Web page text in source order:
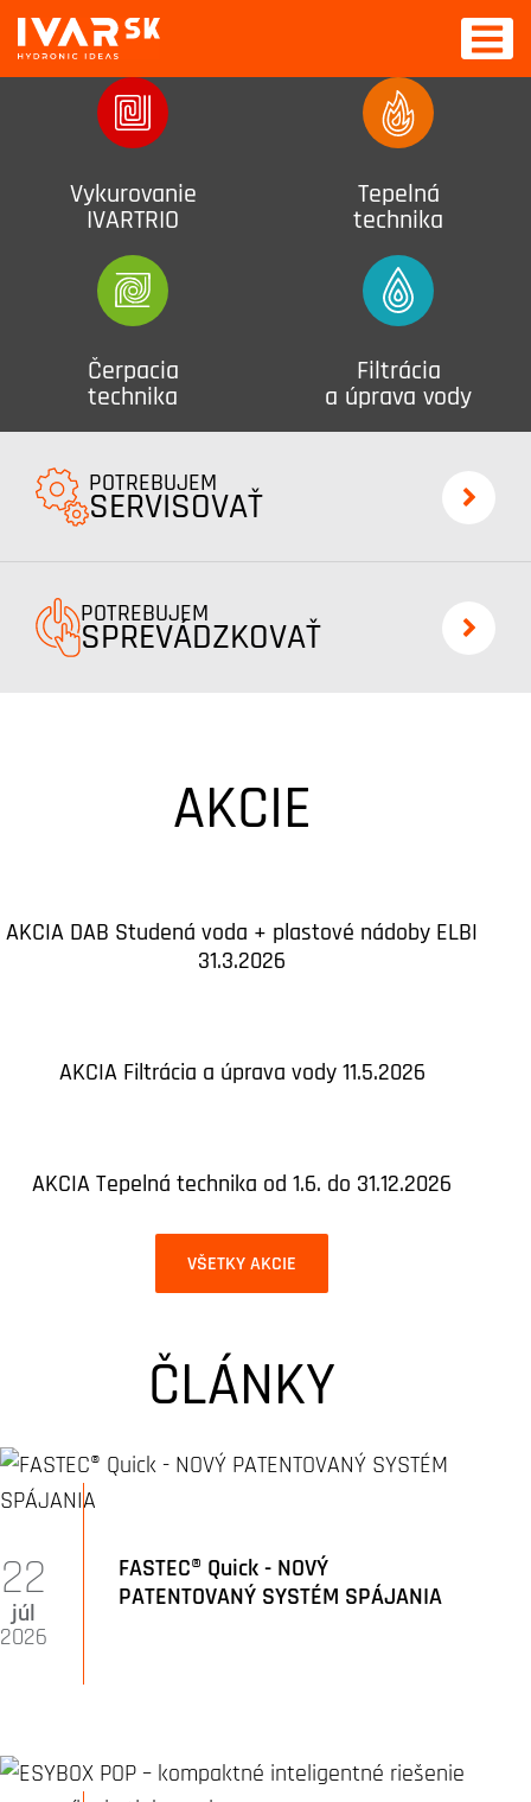
Vykurovanie
IVARTRIO
Tepelná
technika
Čerpacia
technika
Filtrácia
a úprava vody
POTREBUJEM
SERVISOVAŤ
POTREBUJEM
SPREVÁDZKOVAŤ
IVAR CS :AKCIE
AKCIA DAB Studená voda + plastové nádoby ELBI
31.3.2026
AKCIA Filtrácia a úprava vody 11.5.2026
AKCIA Tepelná technika od 1.6. do 31.12.2026
VŠETKY AKCIE
ČLÁNKY
FASTEC® Quick - NOVÝ
PATENTOVANÝ SYSTÉM SPÁJANIA
22
júl
2026